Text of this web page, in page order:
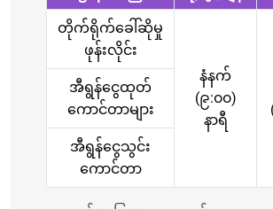
တိုက်ရိုက်ခေါ်ဆိုမှု
ဖုန်းလိုင်း
နံနက်
(၉:၀၀)
နာရီ
အီရွန်ငွေထုတ်
ကောင်တာများ
အီရွန်ငွေသွင်း
ကောင်တာ